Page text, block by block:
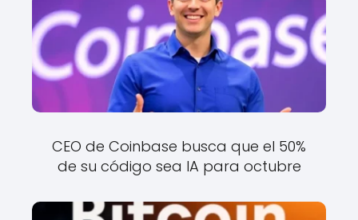
CEO de Coinbase busca que el 50%
de su código sea IA para octubre